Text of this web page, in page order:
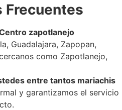
Frecuentes
zapotlanejo
Guadalajara, Zapopan,
como Zapotlanejo,
entre tantos mariachis
y garantizamos el servicio